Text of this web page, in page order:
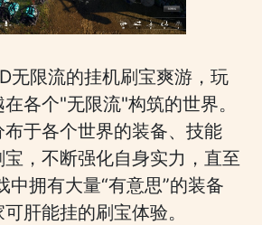
无限流的挂机刷宝爽游，玩
各个"无限流"构筑的世界。
于各个世界的装备、技能
，不断强化自身实力，直至
中拥有大量“有意思”的装备
肝能挂的刷宝体验。